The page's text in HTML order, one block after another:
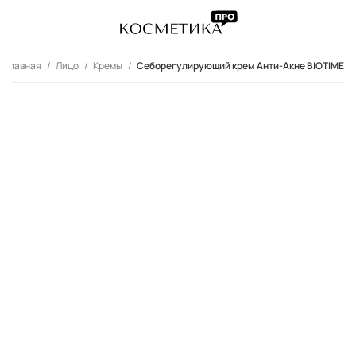
Главная Лицо Кремы Себорегулирующий крем Анти-Акне BIOTIME